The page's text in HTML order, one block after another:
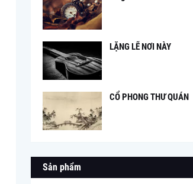
LẶNG LẼ NƠI NÀY
CỔ PHONG THƯ QUÁN
Sản phẩm